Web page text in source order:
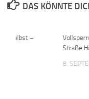
DAS KÖNNTE
Straße
8.
Selbst –